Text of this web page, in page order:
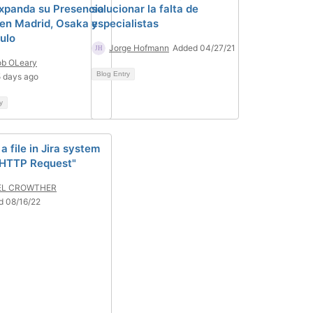
su Presencia
Madrid, Osaka y
OLeary
days ago
solucionar la falta de
especialistas
Jorge Hofmann Added 04/27/21
Blog Entry
file in Jira system
Request"
CROWTHER
08/16/22